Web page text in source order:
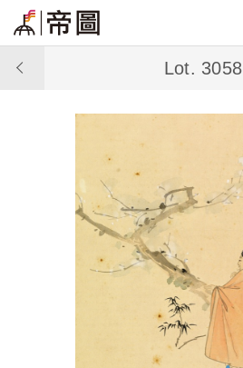
Lot. 3058